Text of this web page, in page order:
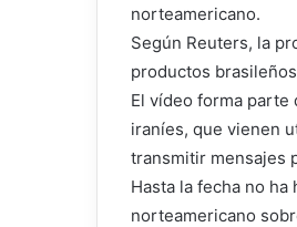
norteamericano.
Según Reuters, la
productos
El vídeo forma parte
iraníes, que vienen
transmitir mensajes
Hasta la fecha no
norteamericano